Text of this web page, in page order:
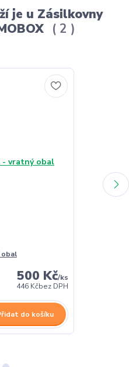
je u Zásilkovny
2
obal
500 Kč/ks
446 Kčbez DPH
do košíku